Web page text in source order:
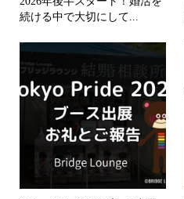
続ける中で大切にして...